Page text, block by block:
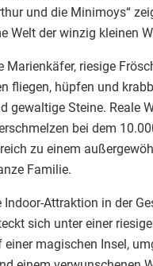
und die Minimoys“
Welt der winzig kleinen
Marienkäfer, riesige
fliegen, hüpfen und
gewaltige Steine. Reale
bei dem
zu einem
Familie.
Attraktion in der
sich unter einer
einer magischen Insel,